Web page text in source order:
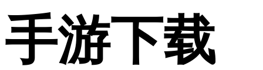
手游下载